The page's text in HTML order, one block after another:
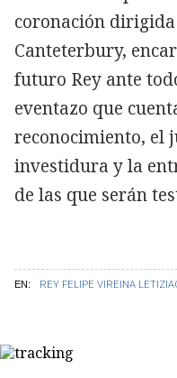
EN: REY FELIPE VIREINA LETIZIA
coronación
Canteterbury,
futuro Rey ante
eventazo que
reconocimiento, el
investidura y la
de las que serán